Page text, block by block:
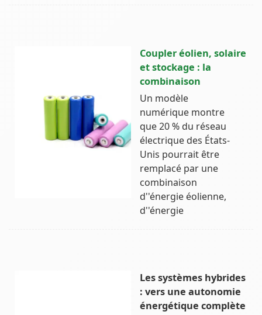
Coupler éolien, solaire
et stockage : la
combinaison
Un modèle
numérique montre
que 20 % du réseau
électrique des États-
Unis pourrait être
remplacé par une
combinaison
d''énergie éolienne,
d''énergie
Les systèmes hybrides
: vers une autonomie
énergétique complète